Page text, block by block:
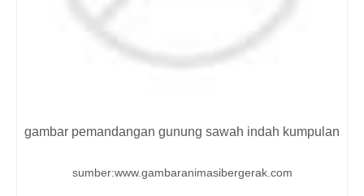
gambar pemandangan gunung sawah indah kumpulan
sumber:www.gambaranimasibergerak.com